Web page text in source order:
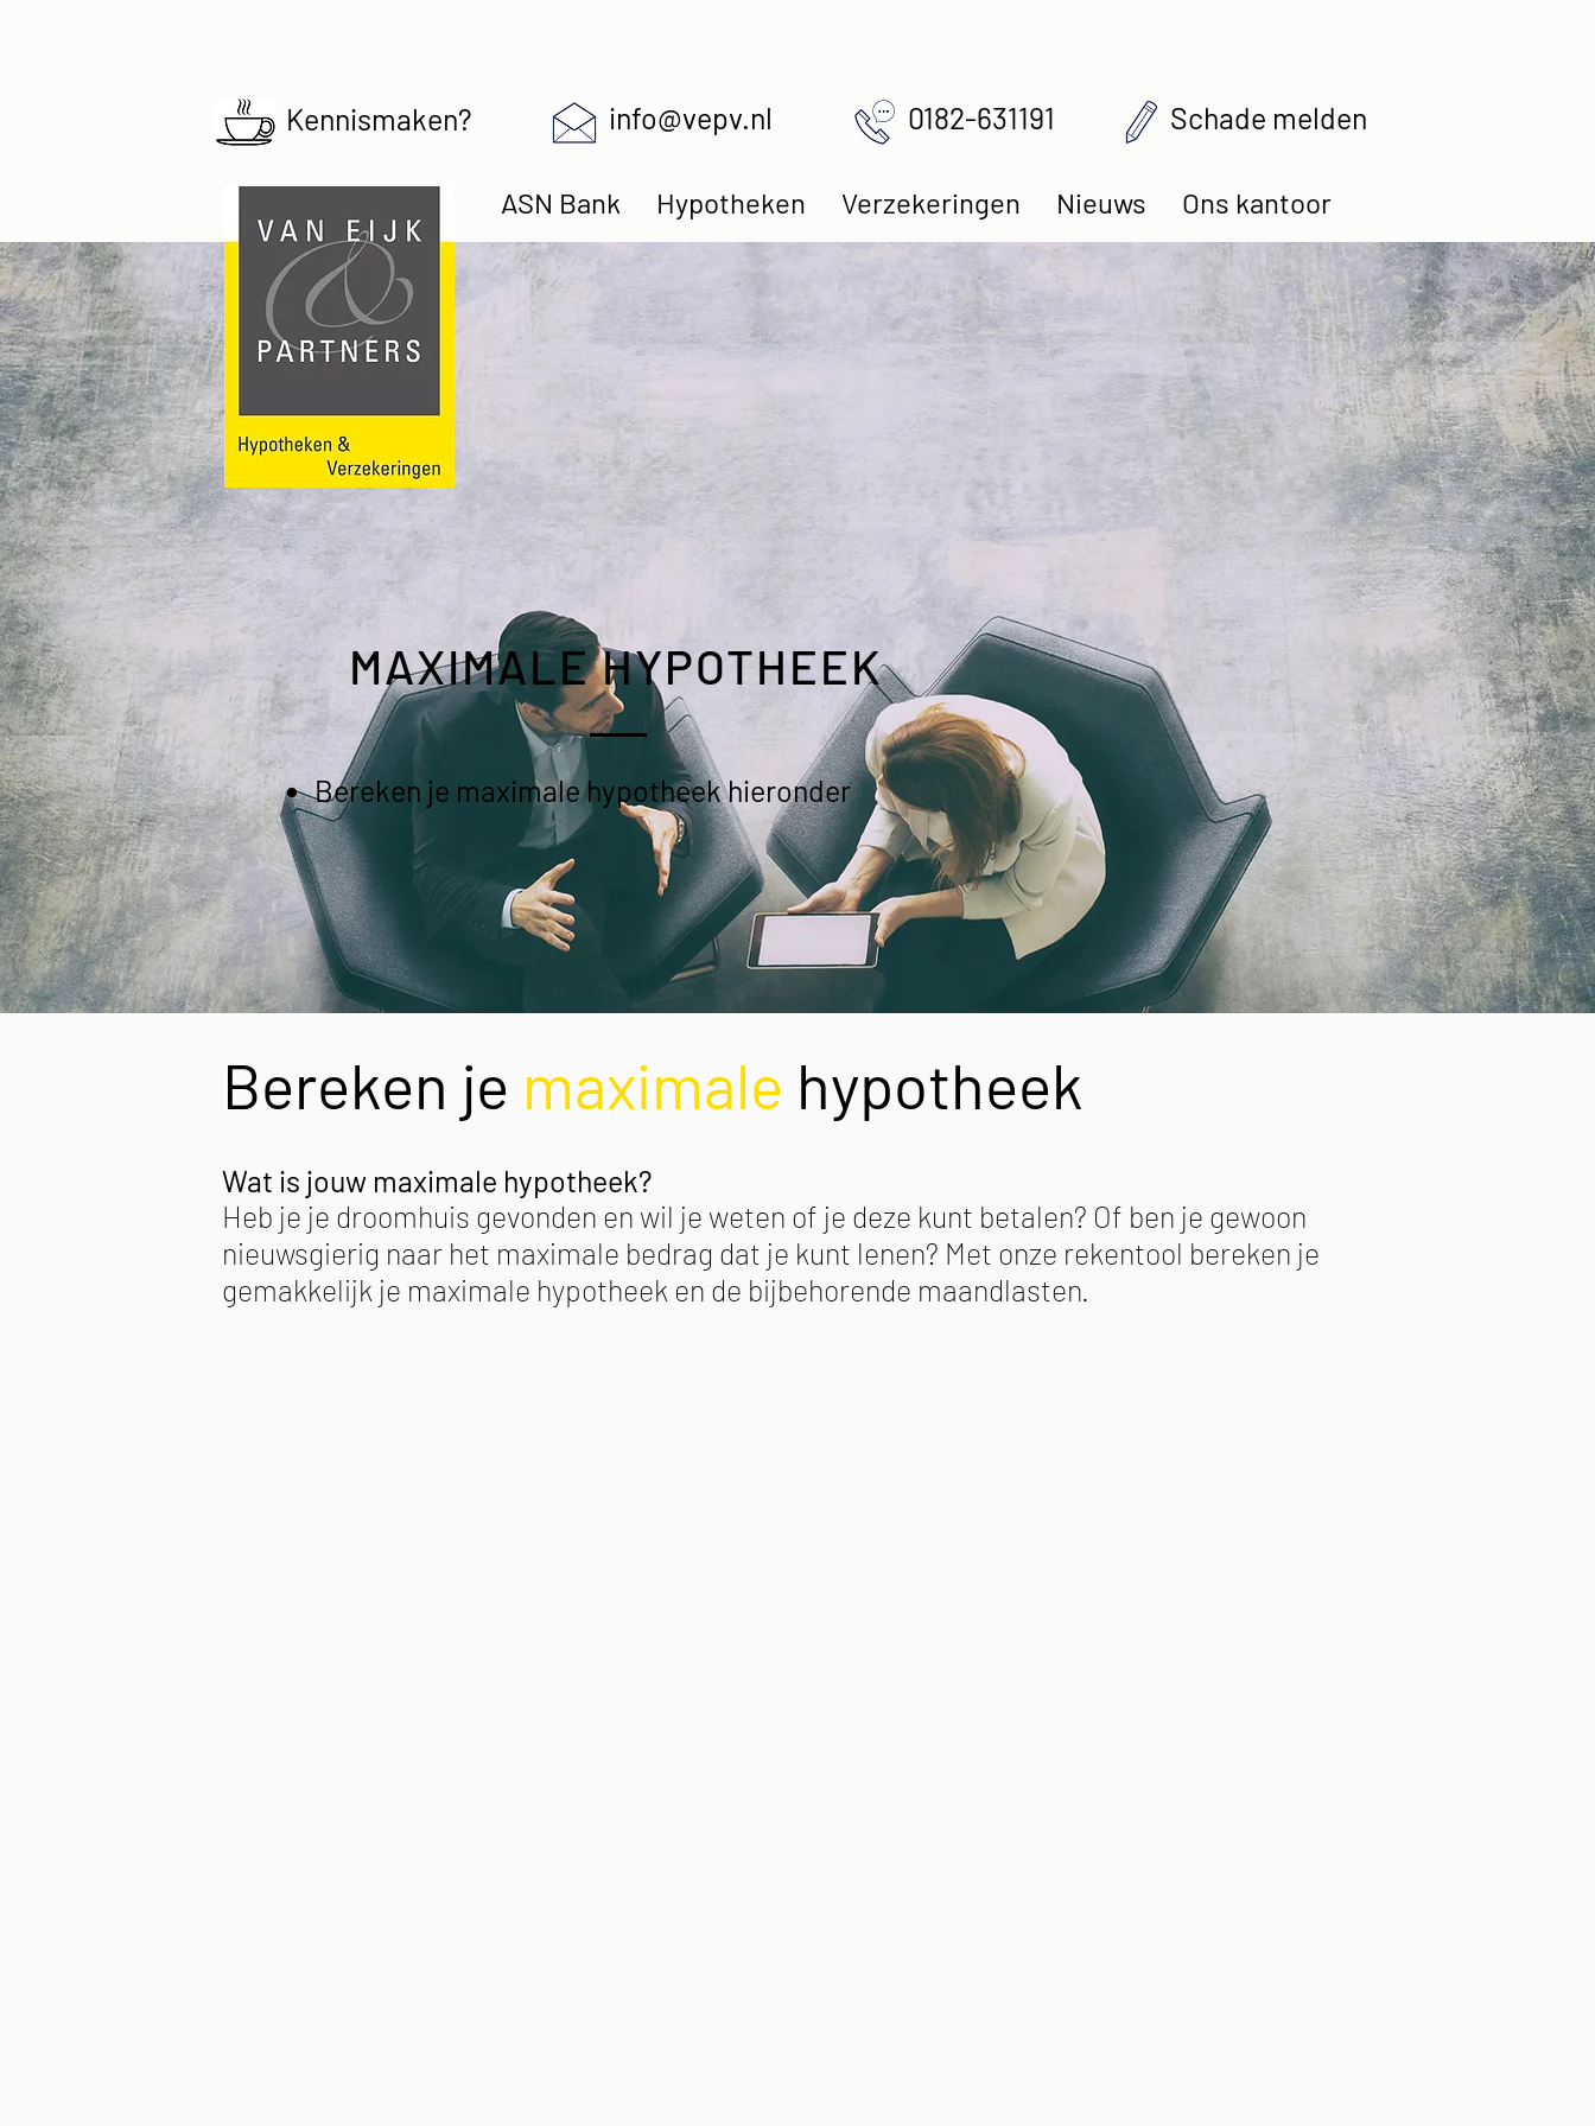
Kennismaken? info@vepv.nl 0182-631191 Schade melden
MAXIMALE HYPOTHEEK
Bereken je maximale hypotheek hieronder
Bereken je maximale hypotheek
Wat is jouw maximale hypotheek?
Heb je je droomhuis gevonden en wil je weten of je deze kunt betalen? Of ben je gewoon
nieuwsgierig naar het maximale bedrag dat je kunt lenen? Met onze rekentool bereken je
gemakkelijk je maximale hypotheek en de bijbehorende maandlasten.
ASN Bank Hypotheken Verzekeringen Nieuws Ons kantoor